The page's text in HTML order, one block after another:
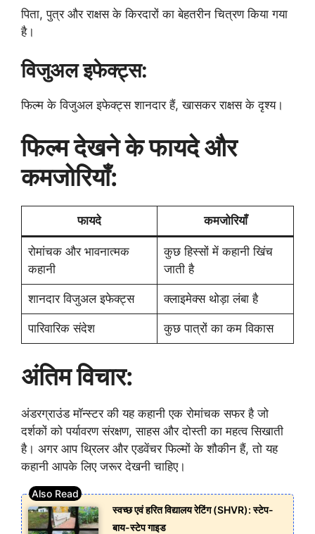
पिता, पुत्र और राक्षस के किरदारों का बेहतरीन चित्रण किया गया
है।
विजुअल इफेक्ट्स:
फिल्म के विजुअल इफेक्ट्स शानदार हैं, खासकर राक्षस के दृश्य।
फिल्म देखने के फायदे और
कमजोरियाँ:
फायदे कमजोरियाँ
रोमांचक और भावनात्मक
कहानी
कुछ हिस्सों में कहानी खिंच
जाती है
शानदार विजुअल इफेक्ट्स क्लाइमेक्स थोड़ा लंबा है
पारिवारिक संदेश कुछ पात्रों का कम विकास
अंतिम विचार:
अंडरग्राउंड मॉन्स्टर की यह कहानी एक रोमांचक सफर है जो
दर्शकों को पर्यावरण संरक्षण, साहस और दोस्ती का महत्व सिखाती
है। अगर आप थ्रिलर और एडवेंचर फिल्मों के शौकीन हैं, तो यह
कहानी आपके लिए जरूर देखनी चाहिए।
स्वच्छ एवं हरित विद्यालय रेटिंग (SHVR): स्टेप-
बाय-स्टेप गाइड